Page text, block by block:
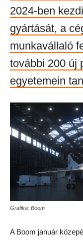
2024-ben
gyártását, a
munkavállaló
további 200 új
egyetemein
Grafika: Boom
A Boom január